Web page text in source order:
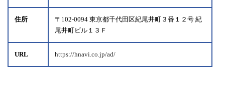
住所
〒102-0094 東京都千代田区紀尾井町３番１２号 紀
尾井町ビル１３Ｆ
URL https://hnavi.co.jp/ad/